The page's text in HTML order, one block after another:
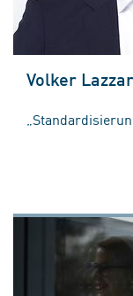
Volker